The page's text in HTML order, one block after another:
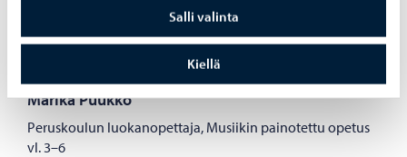
Salli valinta
Kiellä
Yhteystiedot
Marika Puukko
Peruskoulun luokanopettaja, Musiikin painotettu opetus
vl. 3–6